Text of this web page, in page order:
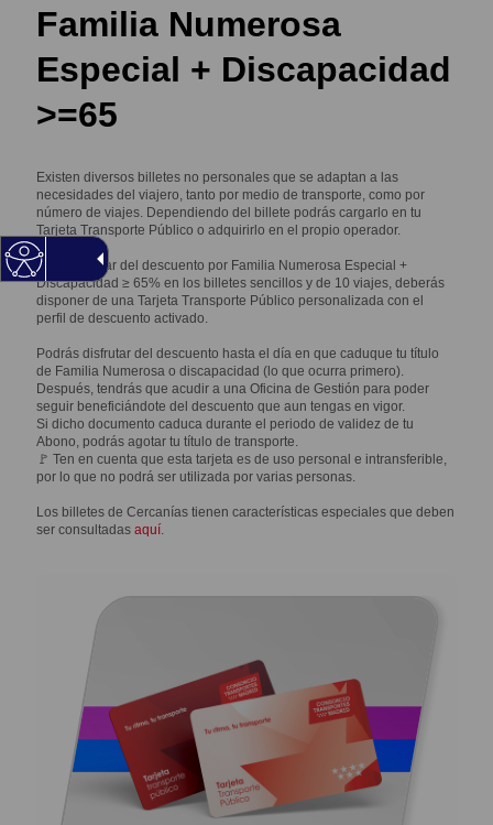
Familia Numerosa
Especial + Discapacidad
>=65
Existen diversos billetes no personales que se adaptan a las
necesidades del viajero, tanto por medio de transporte, como por
número de viajes. Dependiendo del billete podrás cargarlo en tu
Tarjeta Transporte Público o adquirirlo en el propio operador.
Para disfrutar del descuento por Familia Numerosa Especial +
Discapacidad ≥ 65% en los billetes sencillos y de 10 viajes, deberás
disponer de una Tarjeta Transporte Público personalizada con el
perfil de descuento activado.
Podrás disfrutar del descuento hasta el día en que caduque tu título
de Familia Numerosa o discapacidad (lo que ocurra primero).
Después, tendrás que acudir a una Oficina de Gestión para poder
seguir beneficiándote del descuento que aun tengas en vigor.
Si dicho documento caduca durante el periodo de validez de tu
Abono, podrás agotar tu título de transporte.
🚩 Ten en cuenta que esta tarjeta es de uso personal e intransferible,
por lo que no podrá ser utilizada por varias personas.
Los billetes de Cercanías tienen características especiales que deben
ser consultadasaquí.